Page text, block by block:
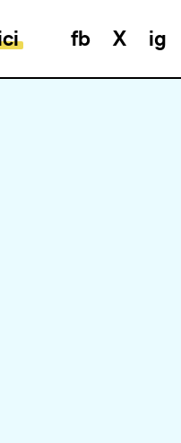
fb X ig